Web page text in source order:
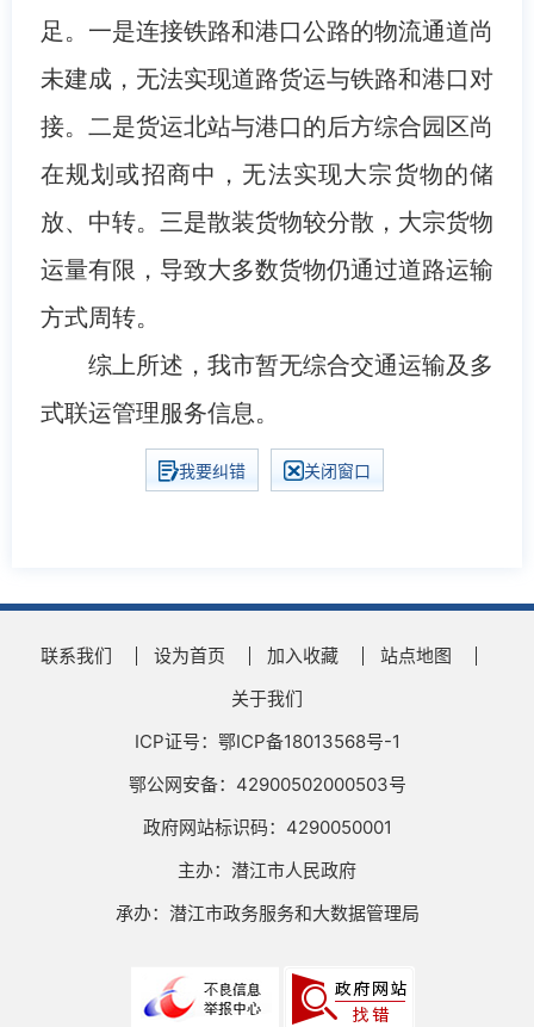
足。一是连接铁路和港口公路的物流通道尚
未建成，无法实现道路货运与铁路和港口对
接。二是货运北站与港口的后方综合园区尚
在规划或招商中，无法实现大宗货物的储
放、中转。三是散装货物较分散，大宗货物
运量有限，导致大多数货物仍通过道路运输
方式周转。
综上所述，我市暂无综合交通运输及多
式联运管理服务信息。
我要纠错 关闭窗口
联系我们 设为首页 加入收藏
站点地图
关于我们
ICP证号：鄂ICP备18013568号-1
鄂公网安备：42900502000503号
政府网站标识码：4290050001
主办：潜江市人民政府
承办：潜江市政务服务和大数据管理局